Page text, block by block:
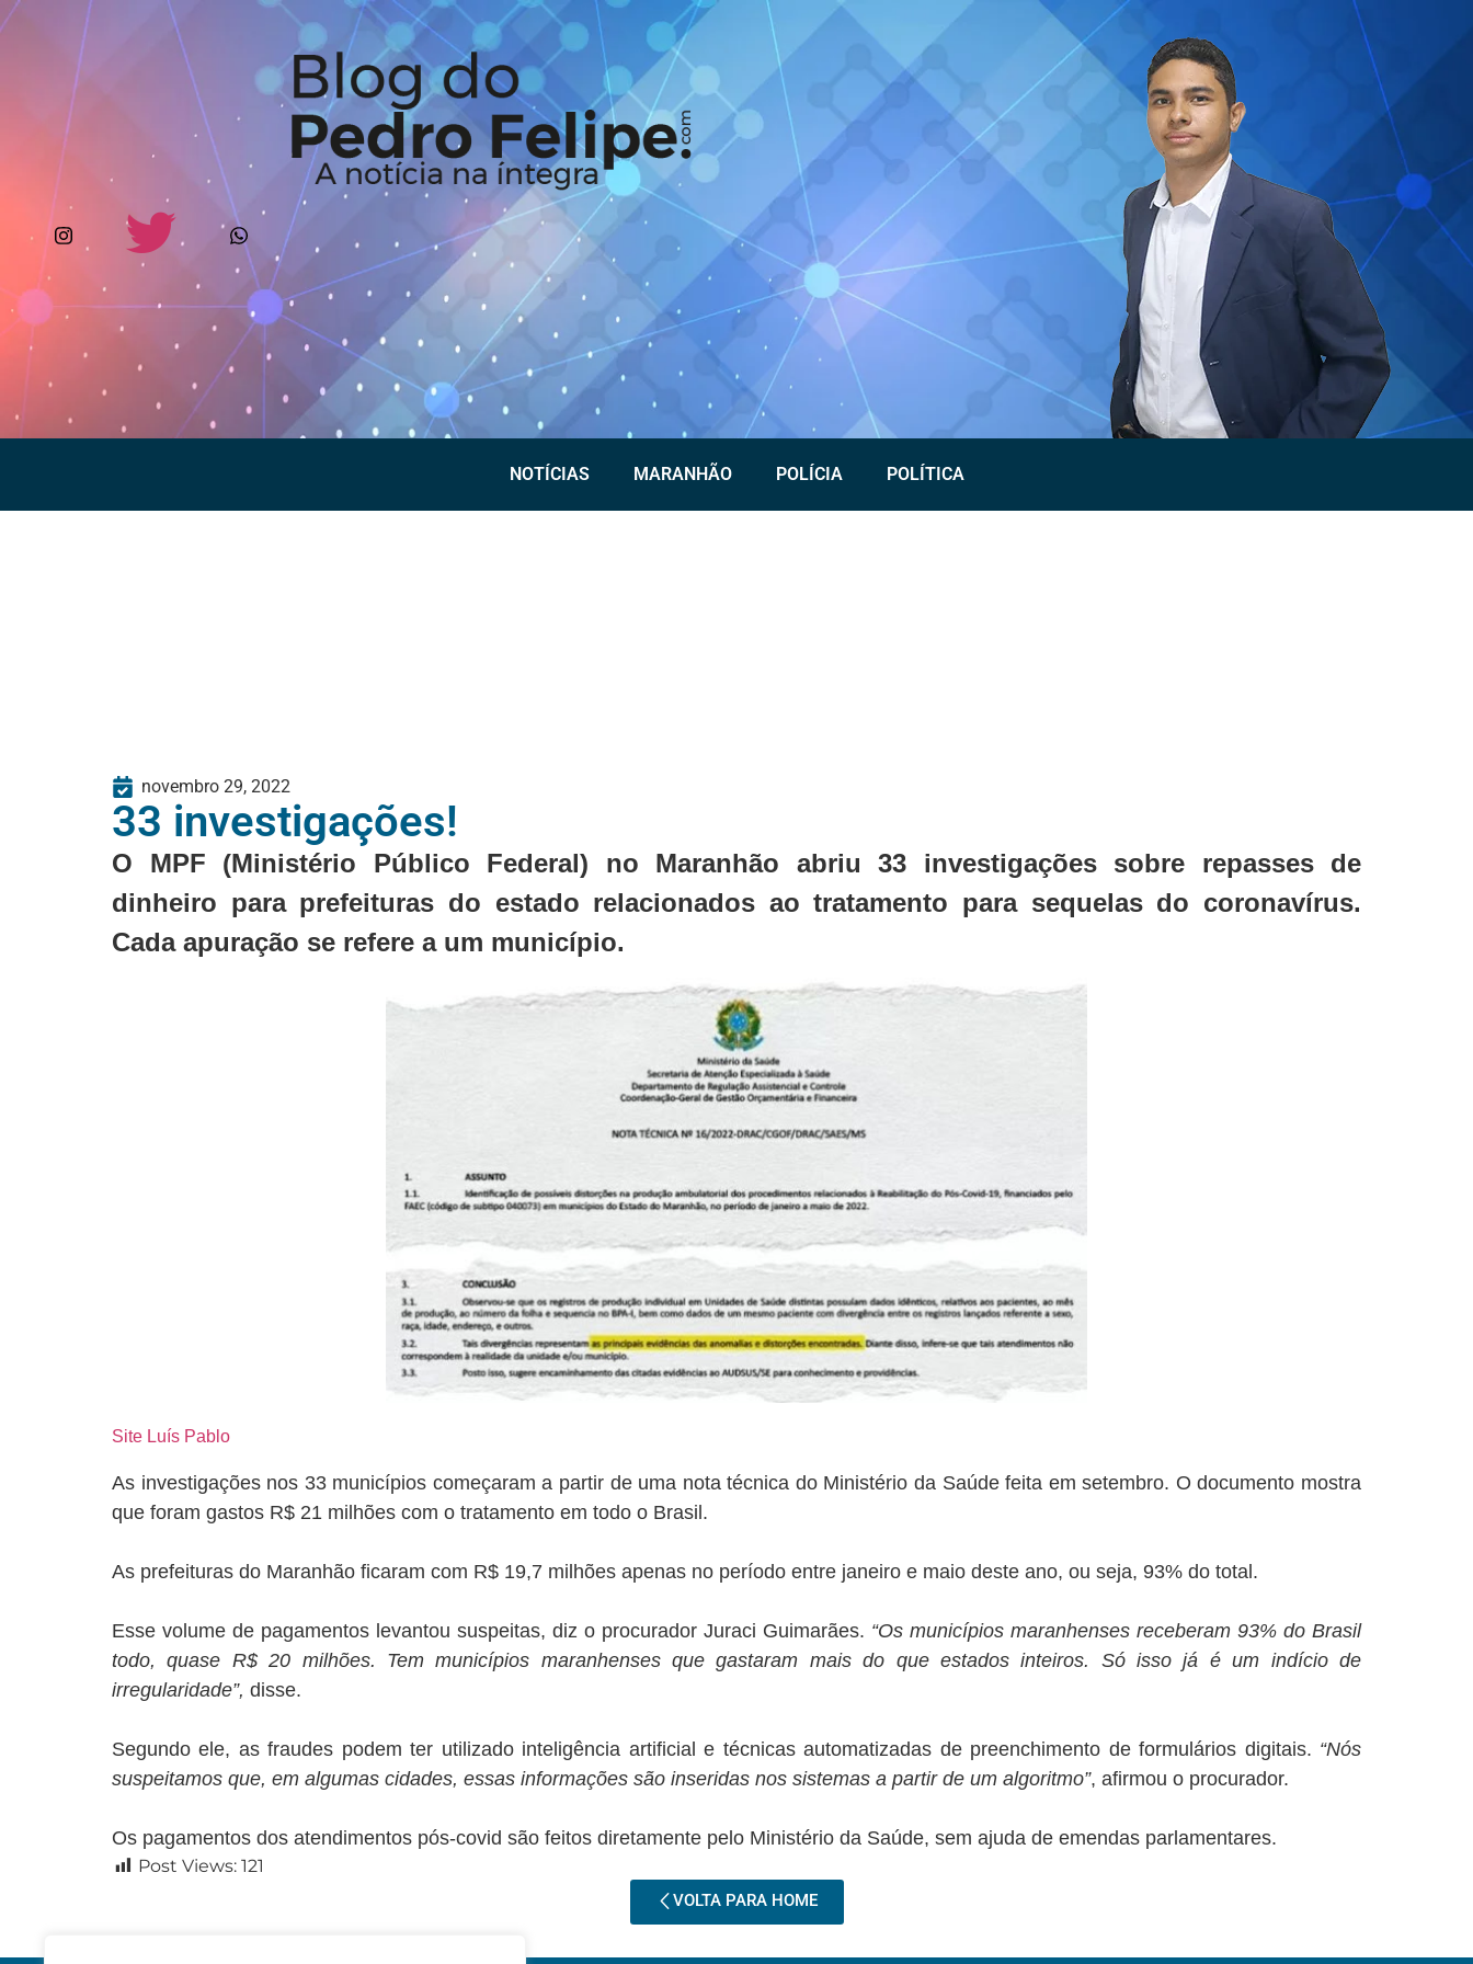
NOTÍCIAS MARANHÃO POLÍCIA POLÍTICA
novembro 29, 2022
33 investigações!
O MPF (Ministério Público Federal) no Maranhão abriu 33 investigações sobre repasses de
dinheiro para prefeituras do estado relacionados ao tratamento para sequelas do coronavírus.
Cada apuração se refere a um município.
Site Luís Pablo
As investigações nos 33 municípios começaram a partir de uma nota técnica do Ministério da Saúde feita em setembro. O documento mostra
que foram gastos R$ 21 milhões com o tratamento em todo o Brasil.
As prefeituras do Maranhão ficaram com R$ 19,7 milhões apenas no período entre janeiro e maio deste ano, ou seja, 93% do total.
Esse volume de pagamentos levantou suspeitas, diz o procurador Juraci Guimarães. “Os municípios maranhenses receberam 93% do Brasil
todo, quase R$ 20 milhões. Tem municípios maranhenses que gastaram mais do que estados inteiros. Só isso já é um indício de
irregularidade”, disse.
Segundo ele, as fraudes podem ter utilizado inteligência artificial e técnicas automatizadas de preenchimento de formulários digitais. “Nós
suspeitamos que, em algumas cidades, essas informações são inseridas nos sistemas a partir de um algoritmo”, afirmou o procurador.
Os pagamentos dos atendimentos pós-covid são feitos diretamente pelo Ministério da Saúde, sem ajuda de emendas parlamentares.
Post Views: 121
VOLTA PARA HOME